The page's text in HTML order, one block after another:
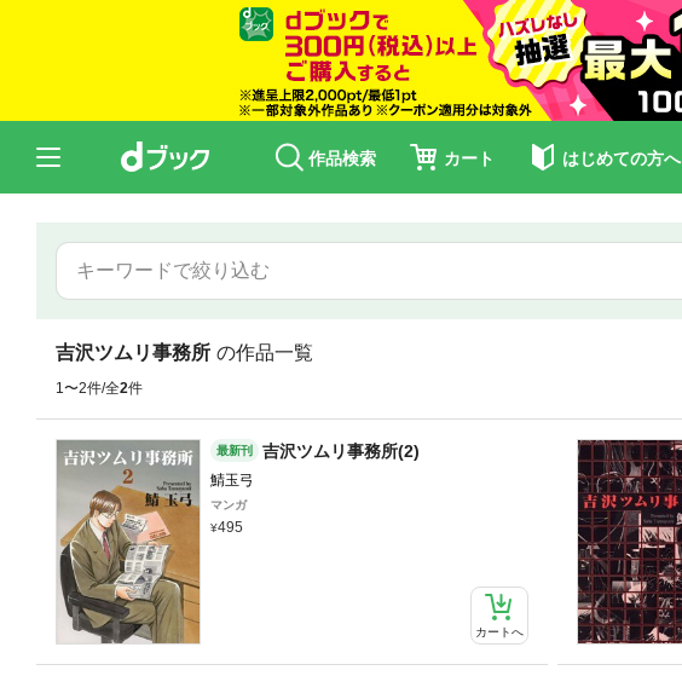
作品検索 カート はじめての方へ
吉沢ツムリ事務所 の作品一覧
1〜2件/全2件
最新刊 吉沢ツムリ事務所(2)
鯖玉弓
マンガ
495
カートへ